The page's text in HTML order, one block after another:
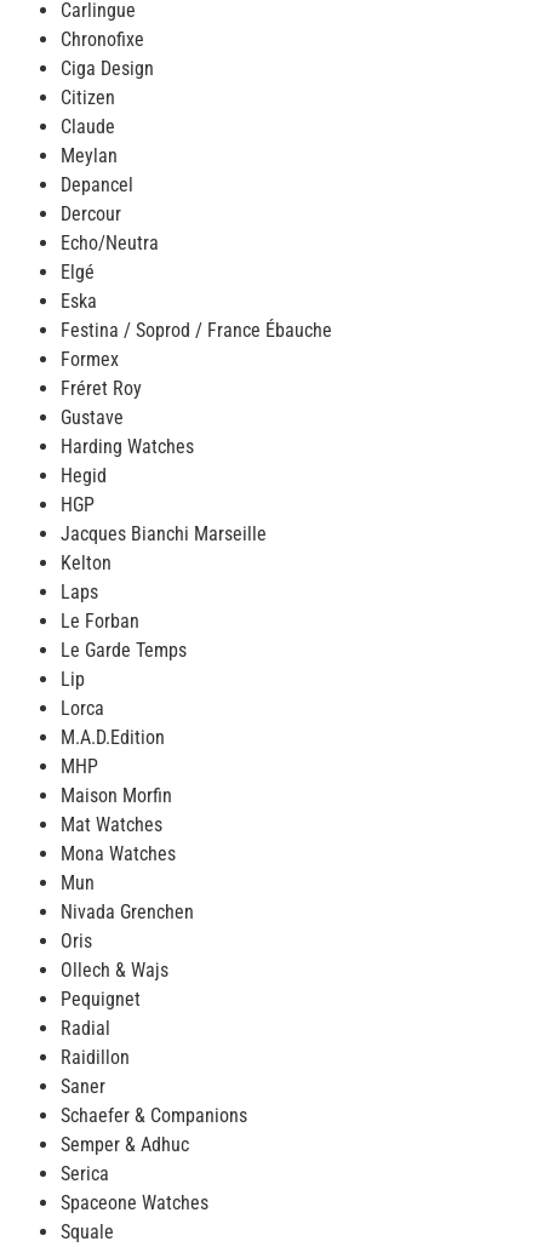
Carlingue
Chronofixe
Ciga Design
Citizen
Claude
Meylan
Depancel
Dercour
Echo/Neutra
Elgé
Eska
Festina / Soprod / France Ébauche
Formex
Fréret Roy
Gustave
Harding Watches
Hegid
HGP
Jacques Bianchi Marseille
Kelton
Laps
Le Forban
Le Garde Temps
Lip
Lorca
M.A.D.Edition
MHP
Maison Morfin
Mat Watches
Mona Watches
Mun
Nivada Grenchen
Oris
Ollech & Wajs
Pequignet
Radial
Raidillon
Saner
Schaefer & Companions
Semper & Adhuc
Serica
Spaceone Watches
Squale